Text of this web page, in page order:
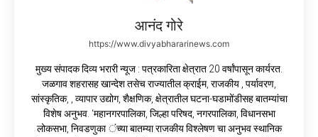
आनंद गोरे
https://www.divyabhararinews.com
मुख्य संपादक दिव्य भरारी न्यूज : पत्रकारिता क्षेत्रात 20 वर्षांपासून कार्यरत.
जळगाव शहरासह खान्देश तसेच राज्यातील क्राईम, राजकीय , पर्यावरण,
सांस्कृतिक, , व्यापार उद्योग, शैक्षणिक, क्षेत्रातील घटना-घडामोंडीसह बातम्यांचा
विशेष अनुभव. ‘महानगरपालिका, जिल्हा परिषद, नगरपालिका, विधानसभा
लोकसभा, निवडणुका ंच्या बातम्या राजकीय विश्लेषण चा अनुभव स्थानिक